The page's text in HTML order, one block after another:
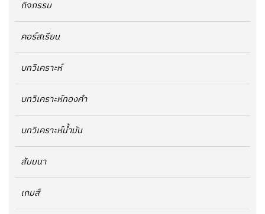
กิจกรรม
คอร์สเรียน
บทวิเคราะห์
บทวิเคราะห์ทองคำ
บทวิเคราะห์น้ำมัน
สัมมนา
เกมส์